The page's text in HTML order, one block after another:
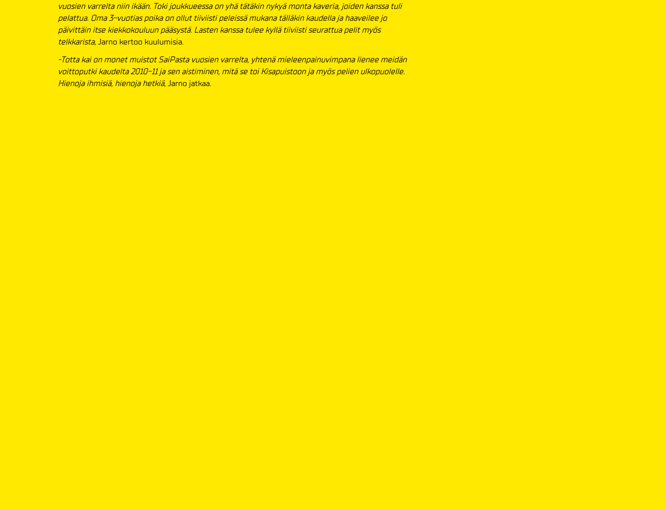
vuosien varrelta niin ikään. Toki joukkueessa on yhä tätäkin nykyä monta kaveria, joiden kanssa tuli
pelattua. Oma 3-vuotias poika on ollut tiiviisti peleissä mukana tälläkin kaudella ja haaveilee jo
päivittäin itse kiekkokouluun pääsystä. Lasten kanssa tulee kyllä tiiviisti seurattua pelit myös
telkkarista, Jarno kertoo kuulumisia.
-Totta kai on monet muistot SaiPasta vuosien varrelta, yhtenä mieleenpainuvimpana lienee meidän
voittoputki kaudelta 2010-11 ja sen aistiminen, mitä se toi Kisapuistoon ja myös pelien ulkopuolelle.
Hienoja ihmisiä, hienoja hetkiä, Jarno jatkaa.